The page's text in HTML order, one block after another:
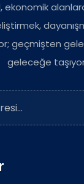
ekonomik
geçmişten
geleceğe